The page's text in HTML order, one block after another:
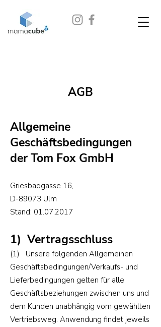
AGB
Allgemeine
Geschäftsbedingungen
der Tom Fox GmbH
Griesbadgasse 16,
D-89073 Ulm
Stand: 01.07.2017
1) Vertragsschluss
(1) Unsere folgenden Allgemeinen
Geschäftsbedingungen/Verkaufs- und
Lieferbedingungen gelten für alle
Geschäftsbeziehungen zwischen uns und
dem Kunden unabhängig vom gewählten
Vertriebsweg. Anwendung findet jeweils